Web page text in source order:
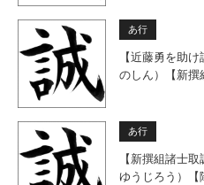
あ行
【近藤勇を助
のしん）【新撰
あ行
【新撰組諸士
ゆうじろう）【